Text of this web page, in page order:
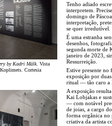
by Kadri Mälk. Vista
Cortesia
Tenho adiado
interpretem.
domingo de
interpretação,
se quer irredutível.
É uma estranha
desenhos,
segunda morte de
janeiro de 2023,
Ressurreição.
Estive presente no
exposição por duas
ritual — tão caro a
A exposição
Kai Lobjakas e
— com notável
de joias, a cargo
forma orgânica no
criativa da artista